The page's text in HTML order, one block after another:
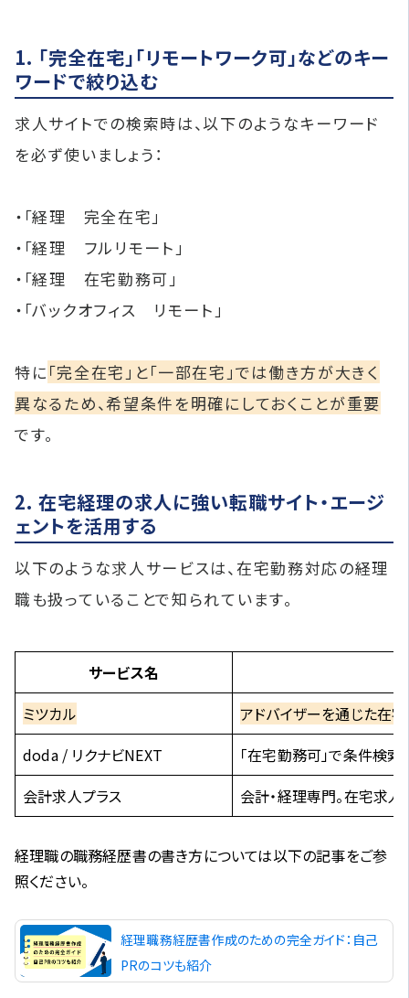
1. 「完全在宅」「リモートワーク可」などのキー
ワードで絞り込む
求人サイトでの検索時は、以下のようなキーワード
を必ず使いましょう：
・「経理 完全在宅」
・「経理 フルリモート」
・「経理 在宅勤務可」
・「バックオフィス リモート」
特に 「完全在宅」と「一部在宅」では働き方が大きく
異なるため、希望条件を明確にしておくことが重要
です。
2. 在宅経理の求人に強い転職サイト・エージ
ェントを活用する
以下のような求人サービスは、在宅勤務対応の経理
職も扱っていることで知られています。
サービス名
ミツカル
アドバイザーを通じた在
doda / リクナビNEXT
「在宅勤務可」で条件検索
会計求人プラス
会計・経理専門。在宅求
経理職の職務経歴書の書き方については以下の記事をご参
照ください。
経理職務経歴書作成のための完全ガイド：自己
PRのコツも紹介